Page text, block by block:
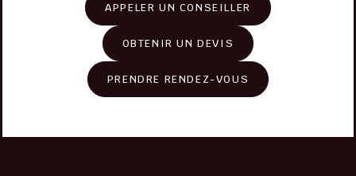
APPELER UN CONSEILLER
OBTENIR UN DEVIS
PRENDRE RENDEZ-VOUS